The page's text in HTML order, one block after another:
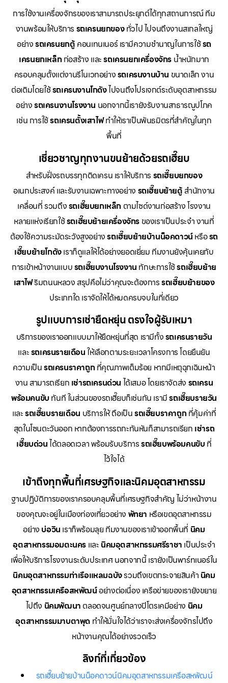
การใช้งานเครื่องจักรของเราสามารถประยุกต์ได้ทุกสถานการณ์ ทีม
งานพร้อมให้บริการ รถเครนยกของทั่วไป ไปจนถึงงานสเกลใหญ่
อย่างรถเครนยกตู้ คอนเทนเนอร์ เรามีความชำนาญในการใช้รถ
เครนยกเหล็กก่อสร้าง และรถเครนยกเครื่องจักร น้ำหนักมาก
ครอบคลุมตั้งแต่งานรีโนเวทอย่างรถเครนงานบ้าน ขนาดเล็ก งาน
ต่อเติมโดยใช้รถเครนงานโกดังไปจนถึงโปรเจกต์ระดับอุตสาหกรรม
อย่างรถเครนงานโรงงาน นอกจากนี้เรายังรับงานสาธารณูปโภค
เช่น การใช้รถเครนตั้งเสาไฟทำให้เราเป็นพันธมิตรที่สำคัญในทุก
พื้นที่
เชี่ยวชาญทุกงานขนย้ายด้วยรถเฮี๊ยบ
สำหรับฝั่งรถบรรทุกติดเครน เราให้บริการ รถเฮี๊ยบยกของ
อเนกประสงค์ และรับงานเฉพาะทางอย่าง รถเฮี๊ยบย้ายตู้ สำนักงาน
เคลื่อนที่ รวมถึงรถเฮี๊ยบยกเหล็ก ตามไซด์งานก่อสร้าง โรงงาน
หลายแห่งเรียกใช้รถเฮี๊ยบย้ายเครื่องจักร ของเราเป็นประจำ งานที่
ต้องใช้ความระมัดระวังสูงอย่างรถเฮี๊ยบย้ายบ้านน็อคดาวน์หรือรถ
เฮี๊ยบย้ายโกดังเราก็ดูแลให้ได้อย่างยอดเยี่ยม ทีมงานยังคุ้นเคยกับ
การเข้าหน้างานแบบรถเฮี๊ยบงานโรงงาน ทักษะการใช้รถเฮี๊ยบย้าย
เสาไฟริมถนนหลวง สรุปคือไม่ว่าคุณจะต้องการรถเฮี๊ยบย้ายของ
ประเภทใด เราจัดให้ได้หมดครบจบในที่เดียว
รูปแบบการเช่ายืดหยุ่น ตรงใจผู้รับเหมา
บริการของเราออกแบบมาให้ยืดหยุ่นที่สุด เรามีทั้งรถเครนรายวัน
และรถเครนรายเดือนให้เลือกตามระยะเวลาโครงการ โดยยืนยัน
ความเป็นรถเครนราคาถูกที่คุณภาพเต็มร้อย หากมีเหตุฉุกเฉินหน้า
งาน สามารถเรียก เช่ารถเครนด่วน ได้เสมอ โดยเราจัดส่ง รถเครน
พร้อมคนขับ ทันที ในส่วนของรถเฮี๊ยบก็เช่นกัน เรามีรถเฮี๊ยบรายวัน
และรถเฮี๊ยบรายเดือน บริการให้ ถือเป็นรถเฮี๊ยบราคาถูกที่คุ้มค่าที่
สุดในโซนตะวันออก หากต้องการรถกะทันหันก็สามารถเรียก เช่ารถ
เฮี๊ยบด่วนได้ตลอดเวลา พร้อมรับบริการรถเฮี๊ยบพร้อมคนขับ ที่
ไว้ใจได้
เข้าถึงทุกพื้นที่เศรษฐกิจและนิคมอุตสาหกรรม
ฐานปฏิบัติการของเราครอบคลุมพื้นที่เศรษฐกิจสำคัญ ไม่ว่าหน้างาน
ของคุณจะอยู่ในเมืองท่องเที่ยวอย่าง พัทยา หรือเขตอุตสาหกรรม
อย่าง บ่อวิน เราก็พร้อมลุย ทีมงานของเราเข้าออกพื้นที่ นิคม
อุตสาหกรรมอมตะนครและ นิคมอุตสาหกรรมศรีราชา เป็นประจำ
เพื่อให้บริการโรงงานระดับประเทศ นอกจากนี้ เรายังเป็นพาร์ทเนอร์ใน
นิคมอุตสาหกรรมท่าเรือแหลมฉบังรวมถึงเขตกระจายสินค้า นิคม
อุตสาหกรรมเครือสหพัฒน์อย่างต่อเนื่อง เครือข่ายของเรายังขยาย
ไปถึง นิคมพัฒนา ตลอดจนศูนย์กลางปิโตรเคมีอย่าง นิคม
อุตสาหกรรมมาบตาพุด ทำให้มั่นใจได้ว่าเราจะส่งเครื่องจักรไปถึง
หน้างานคุณได้อย่างรวดเร็ว
ลิงก์ที่เกี่ยวข้อง
รถเฮี๊ยบย้ายบ้านน็อคดาวน์นิคมอุตสาหกรรมเครือสหพัฒน์